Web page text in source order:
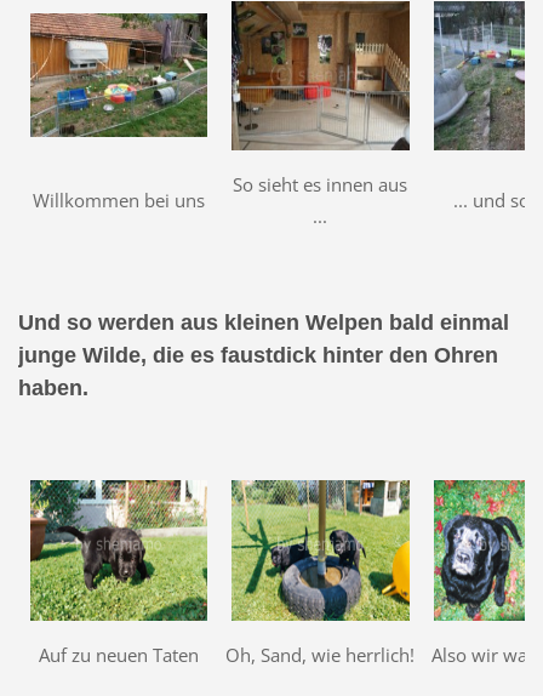
Willkommen bei uns
So sieht es innen aus
...
... und so
Und so werden aus kleinen Welpen bald einmal
junge Wilde, die es faustdick hinter den Ohren
haben.
Auf zu neuen Taten Oh, Sand, wie herrlich! Also wir